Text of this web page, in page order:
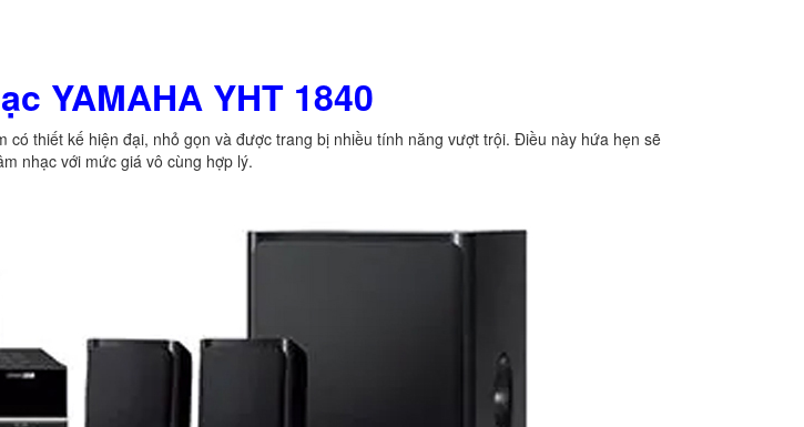
YAMAHA YHT 1840
thiết kế hiện đại, nhỏ gọn và được trang bị nhiều tính năng vượt trội. Điều này hứa hẹn sẽ
nhạc với mức giá vô cùng hợp lý.